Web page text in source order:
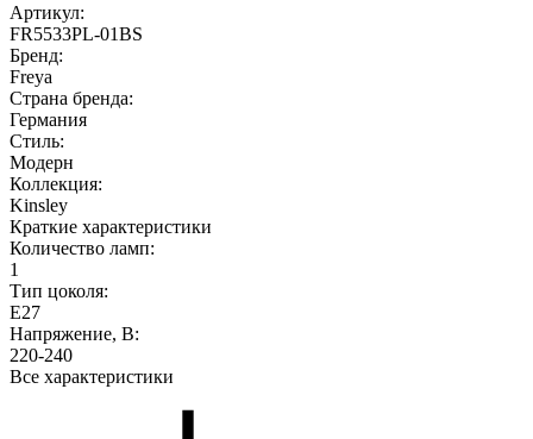
Артикул:
FR5533PL-01BS
Бренд:
Freya
Страна бренда:
Германия
Стиль:
Модерн
Коллекция:
Kinsley
Краткие характеристики
Количество ламп:
1
Тип цоколя:
E27
Напряжение, В:
220-240
Все характеристики